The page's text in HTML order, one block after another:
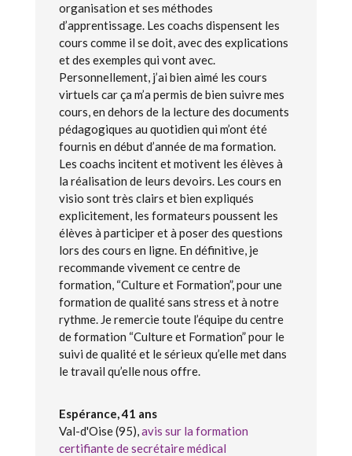
organisation et ses méthodes
d’apprentissage. Les coachs dispensent les
cours comme il se doit, avec des explications
et des exemples qui vont avec.
Personnellement, j’ai bien aimé les cours
virtuels car ça m’a permis de bien suivre mes
cours, en dehors de la lecture des documents
pédagogiques au quotidien qui m’ont été
fournis en début d’année de ma formation.
Les coachs incitent et motivent les élèves à
la réalisation de leurs devoirs. Les cours en
visio sont très clairs et bien expliqués
explicitement, les formateurs poussent les
élèves à participer et à poser des questions
lors des cours en ligne. En définitive, je
recommande vivement ce centre de
formation, “Culture et Formation”, pour une
formation de qualité sans stress et à notre
rythme. Je remercie toute l’équipe du centre
de formation “Culture et Formation” pour le
suivi de qualité et le sérieux qu’elle met dans
le travail qu’elle nous offre.
Espérance, 41 ans
Val-d'Oise (95),avis sur la formation
certifiante de secrétaire médical